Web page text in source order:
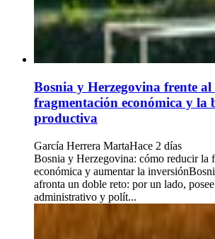
Bosnia y Herzegovina frente al
fragmentación económica y la
productiva
García Herrera MartaHace 2 días
Bosnia y Herzegovina: cómo reducir la
económica y aumentar la
afronta un doble reto: por un lado,
administrativo y polít...